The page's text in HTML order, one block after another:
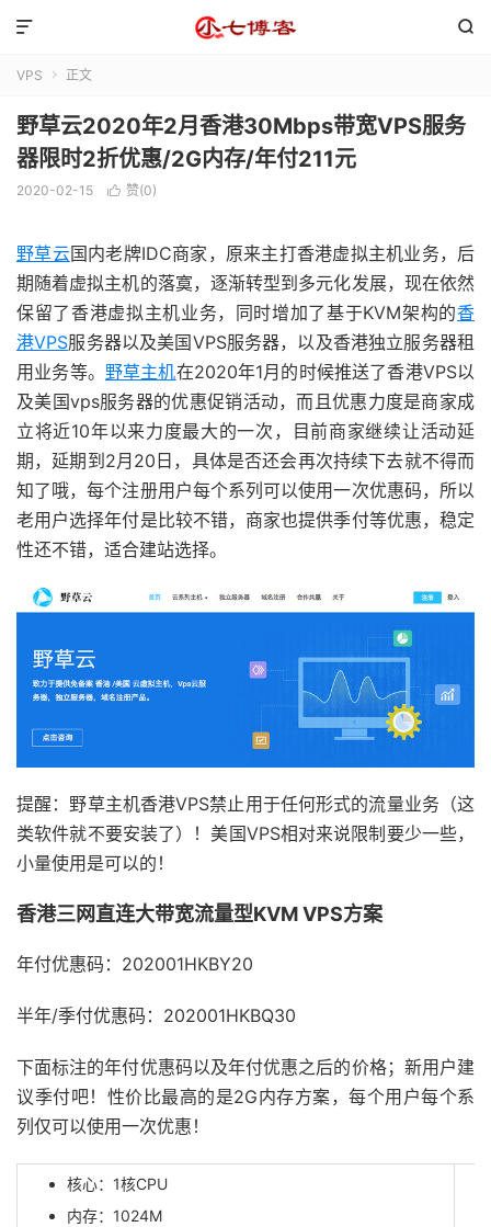


VPS  正文
野草云2020年2月香港30Mbps带宽VPS服务
器限时2折优惠/2G内存/年付211元
2020-02-15  赞(0)
野草云国内老牌IDC商家，原来主打香港虚拟主机业务，后
期随着虚拟主机的落寞，逐渐转型到多元化发展，现在依然
保留了香港虚拟主机业务，同时增加了基于KVM架构的香
港VPS服务器以及美国VPS服务器，以及香港独立服务器租
用业务等。 野草主机在2020年1月的时候推送了香港VPS以
及美国vps服务器的优惠促销活动，而且优惠力度是商家成
立将近10年以来力度最大的一次，目前商家继续让活动延
期，延期到2月20日，具体是否还会再次持续下去就不得而
知了哦，每个注册用户每个系列可以使用一次优惠码，所以
老用户选择年付是比较不错，商家也提供季付等优惠，稳定
性还不错，适合建站选择。
提醒：野草主机香港VPS禁止用于任何形式的流量业务（这
类软件就不要安装了）！美国VPS相对来说限制要少一些，
小量使用是可以的！
香港三网直连大带宽流量型KVM VPS方案
年付优惠码：202001HKBY20
半年/季付优惠码：202001HKBQ30
下面标注的年付优惠码以及年付优惠之后的价格；新用户建
议季付吧！性价比最高的是2G内存方案，每个用户每个系
列仅可以使用一次优惠！
核心：1核CPU
内存：1024M